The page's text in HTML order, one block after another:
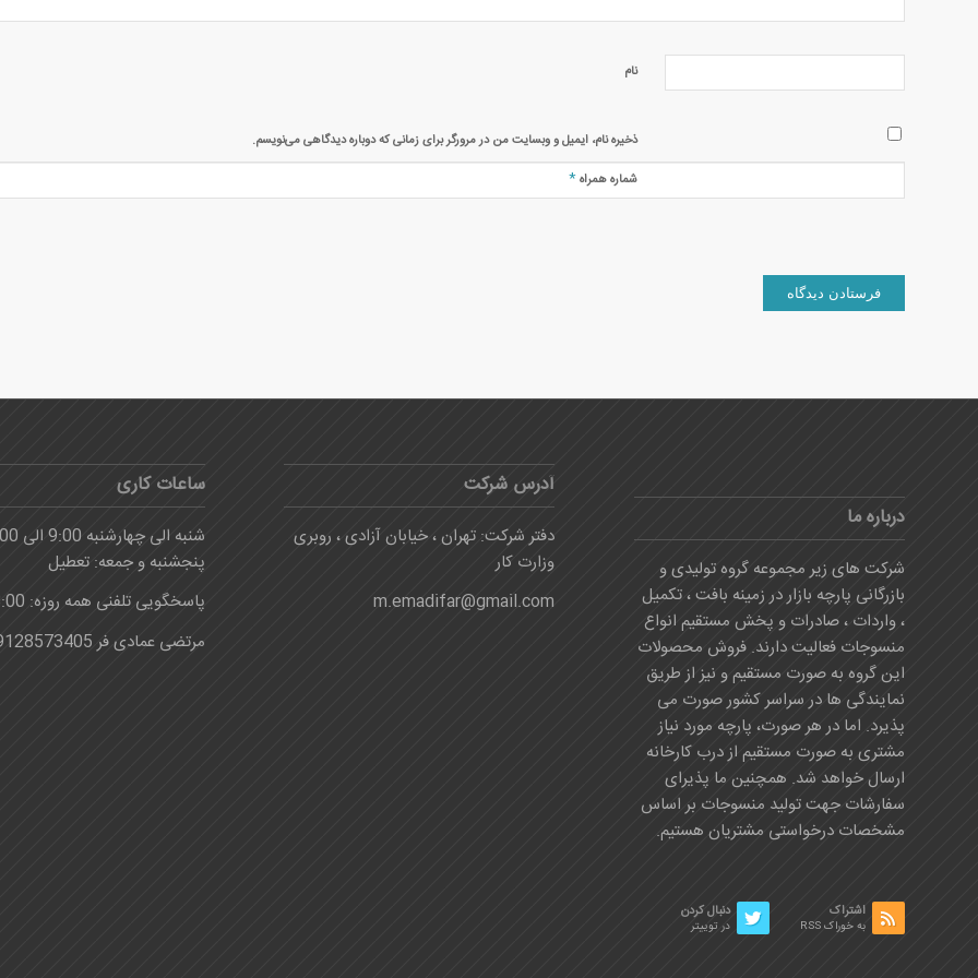
نام
ذخیره نام، ایمیل و وبسایت من در مرورگر برای زمانی که دوباره دیدگاهی می‌نویسم.
شماره همراه*
درباره ما
شرکت های زیر مجموعه گروه تولیدی و
بازرگانی پارچه بازار در زمینه بافت ، تکمیل
، واردات ، صادرات و پخش مستقیم انواع
منسوجات فعالیت دارند. فروش محصولات
این گروه به صورت مستقیم و نیز از طریق
نمایندگی ها در سراسر کشور صورت می
پذیرد. اما در هر صورت، پارچه مورد نیاز
مشتری به صورت مستقیم از درب کارخانه
ارسال خواهد شد. همچنین ما پذیرای
سفارشات جهت تولید منسوجات بر اساس
مشخصات درخواستی مشتریان هستیم.
دنبال کردن
در توییتر
اشتراک
به خوراک RSS
آدرس شرکت
دفتر شرکت: تهران ، خیابان آزادی ، روبری
وزارت کار
m.emadifar@gmail.com
ساعات کاری
شنبه الی چهارشنبه 9:00 الی 16:00
پنجشنبه و جمعه: تعطیل
پاسخگویی تلفنی همه روزه: 8:00-24:00
مرتضی عمادی فر 09128573405